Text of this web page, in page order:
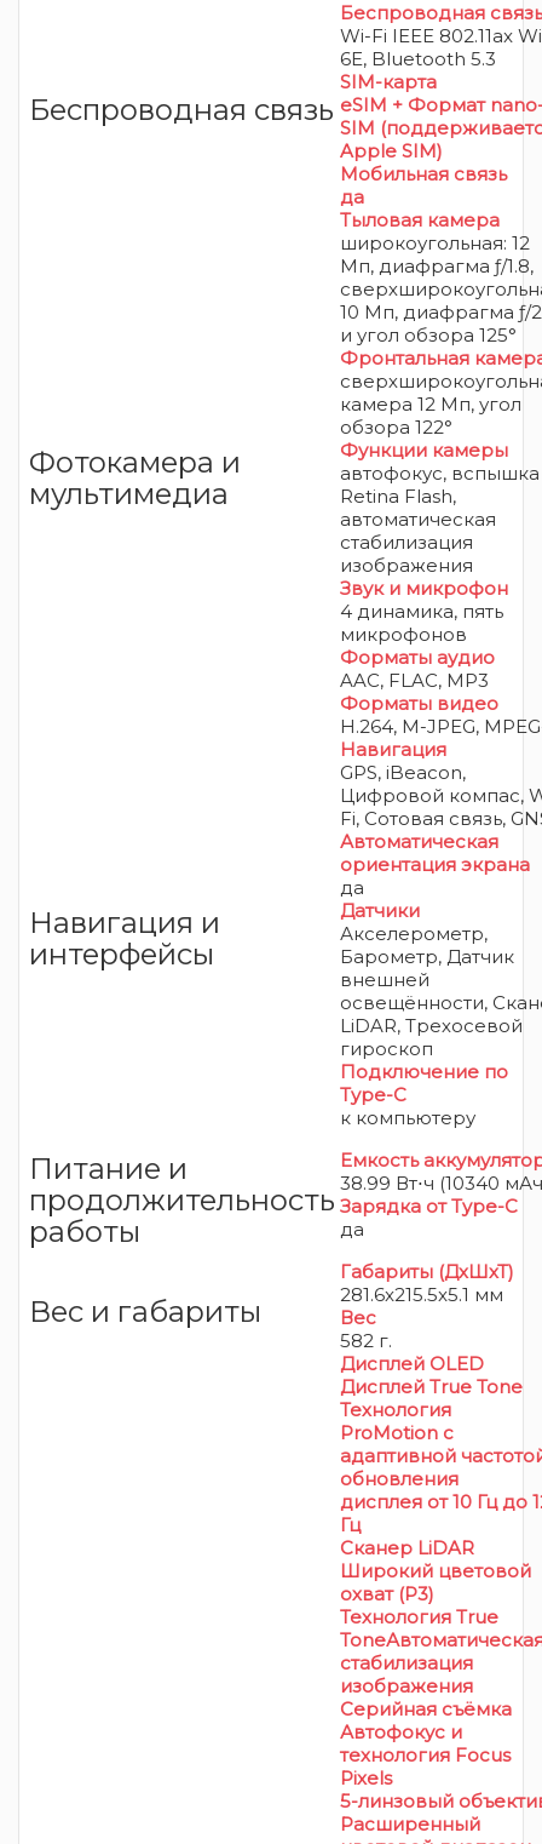
Беспроводная связь
Беспроводная связь
Wi-Fi IEEE 802.11ax
6E, Bluetooth 5.3
SIM-карта
eSIM + Формат
SIM
Apple SIM)
Мобильная связь
да
Фотокамера и
мультимедиа
Тыловая камера
широкоугольная: 12
Мп, диафрагма ƒ/1.8,
10 Мп, диафрагма ƒ/
и угол обзора 125°
Фронтальная
камера 12 Мп, угол
обзора 122°
Функции камеры
автофокус, вспышка
Retina Flash,
автоматическая
стабилизация
изображения
Звук и микрофон
4 динамика, пять
микрофонов
Форматы аудио
AAC, FLAC, MP3
Форматы видео
H.264, M-JPEG,
Навигация и
интерфейсы
Навигация
GPS, iBeacon,
Цифровой компас,
Fi, Сотовая связь,
Автоматическая
ориентация экрана
да
Датчики
Акселерометр,
Барометр, Датчик
внешней
освещённости,
LiDAR, Трехосевой
гироскоп
Подключение по
Type-C
к компьютеру
Питание и
продолжительность
работы
Емкость
38.99 Вт⋅ч (10340
Зарядка от Type-C
да
Вес и габариты
Габариты (ДхШхТ)
281.6x215.5x5.1 мм
Вес
582 г.
Дисплей OLED
Дисплей True Tone
Технология
ProMotion с
адаптивной
обновления
дисплея от 10 Гц до
Гц
Сканер LiDAR
Широкий цветовой
охват (P3)
Технология True
стабилизация
изображения
Серийная съëмка
Автофокус и
технология Focus
Pixels
5-линзовый
Расширенный